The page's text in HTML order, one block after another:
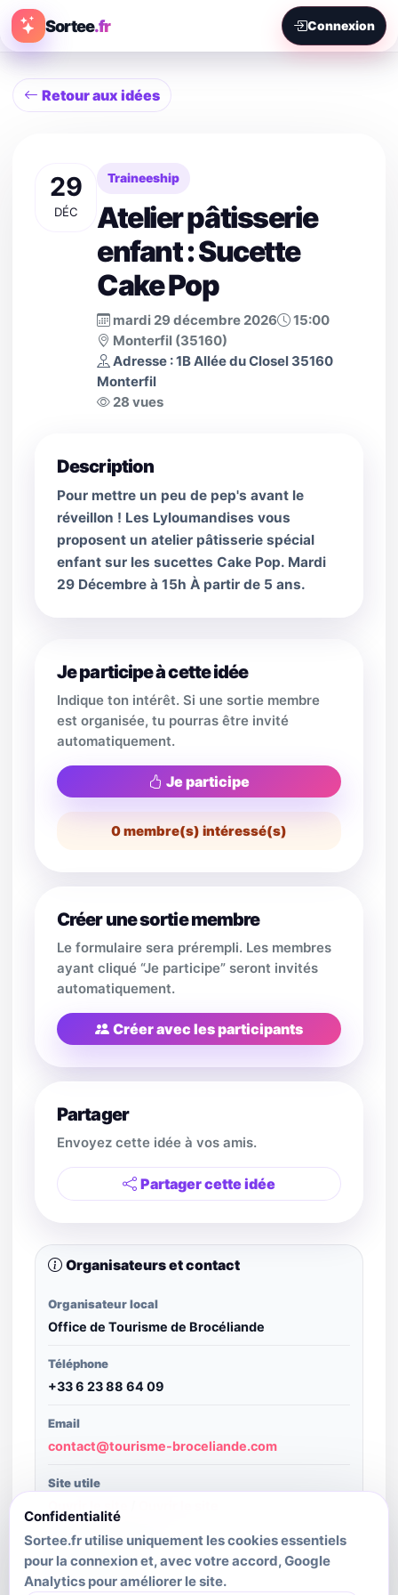
Sortee.fr Connexion
Retour aux idées
29
DÉC
Traineeship
Atelier pâtisserie
enfant : Sucette
Cake Pop
mardi 29 décembre 2026
15:00
Monterfil (35160)
Adresse : 1B Allée du Closel 35160
Monterfil
28 vues
Description
Pour mettre un peu de pep's avant le
réveillon ! Les Lyloumandises vous
proposent un atelier pâtisserie spécial
enfant sur les sucettes Cake Pop. Mardi
29 Décembre à 15h À partir de 5 ans.
Je participe à cette idée
Indique ton intérêt. Si une sortie membre
est organisée, tu pourras être invité
automatiquement.
Je participe
0membre(s) intéressé(s)
Créer une sortie membre
Le formulaire sera prérempli. Les membres
ayant cliqué “Je participe” seront invités
automatiquement.
Créer avec les participants
Partager
Envoyez cette idée à vos amis.
Partager cette idée
Organisateurs et contact
Organisateur local
Office de Tourisme de Brocéliande
Téléphone
+33 6 23 88 64 09
Email
contact@tourisme-broceliande.com
Site utile
Structure publiante
SIT Bretagne
Confidentialité
Sortee.fr utilise uniquement les cookies essentiels
pour la connexion et, avec votre accord, Google
Analytics pour améliorer le site.